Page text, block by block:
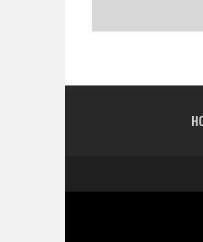
bell’aspetto,
vestiti più
fornendo al